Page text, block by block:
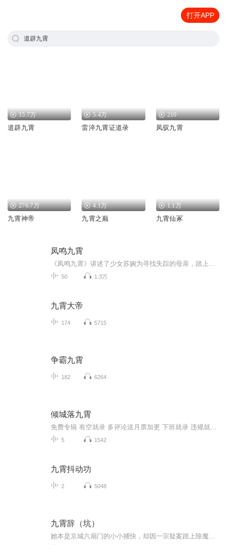
打开APP
道辟九霄
15.7万
道辟九霄
5.4万
雷淬九霄证道录
210
凤驭九霄
276.7万
九霄神帝
4.1万
九霄之巅
1.1万
九霄仙冢
凤鸣九霄
50 1.3万
九霄大帝
174 5715
争霸九霄
182 6264
倾城落九霄
5 1542
九霄抖动功
2 5048
九霄辞（坑）